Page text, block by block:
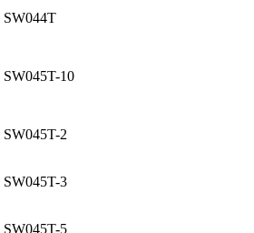
SW044T
SW045T-10
SW045T-2
SW045T-3
SW045T-5